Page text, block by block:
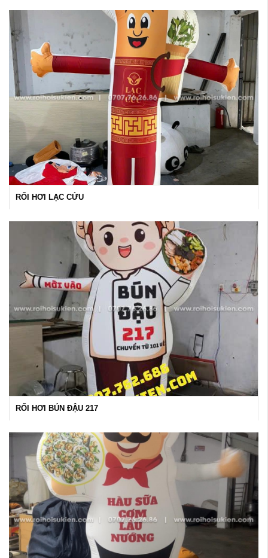
RỐI HƠI LẠC CỨU
RỐI HƠI BÚN ĐẬU 217